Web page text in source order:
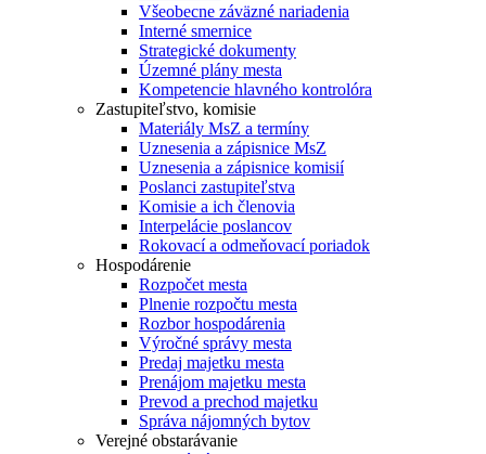
Všeobecne záväzné nariadenia
Interné smernice
Strategické dokumenty
Územné plány mesta
Kompetencie hlavného kontrolóra
Zastupiteľstvo, komisie
Materiály MsZ a termíny
Uznesenia a zápisnice MsZ
Uznesenia a zápisnice komisií
Poslanci zastupiteľstva
Komisie a ich členovia
Interpelácie poslancov
Rokovací a odmeňovací poriadok
Hospodárenie
Rozpočet mesta
Plnenie rozpočtu mesta
Rozbor hospodárenia
Výročné správy mesta
Predaj majetku mesta
Prenájom majetku mesta
Prevod a prechod majetku
Správa nájomných bytov
Verejné obstarávanie